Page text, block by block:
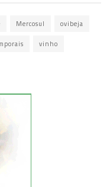
Mercosul ovibeja
vinho